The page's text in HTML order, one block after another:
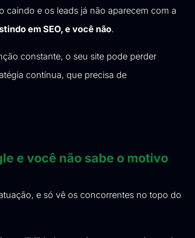
caindo e os leads já não aparecem com a
em SEO, e você não.
constante, o seu site pode perder
contínua, que precisa de
e você não sabe o motivo
e só vê os concorrentes no topo do